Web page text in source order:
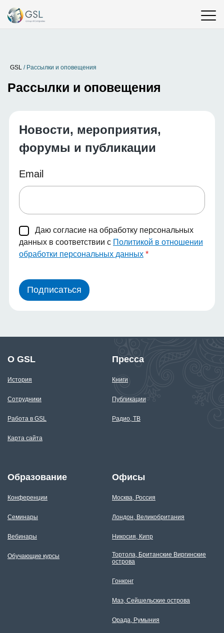
GSL / Рассылки и оповещения
Рассылки и оповещения
Новости, мероприятия,
форумы и публикации
Email
Даю согласие на обработку персональных
данных в соответствии с Политикой в отношении
обработки персональных данных
Подписаться
О GSL
История
Сотрудники
Работа в GSL
Карта сайта
Пресса
Книги
Публикации
Радио, ТВ
Образование
Конференции
Семинары
Вебинары
Обучающие курсы
Офисы
Москва, Россия
Лондон, Великобритания
Никосия, Кипр
Тортола, Британские Виргинские
острова
Гонконг
Маэ, Сейшельские острова
Орада, Румыния